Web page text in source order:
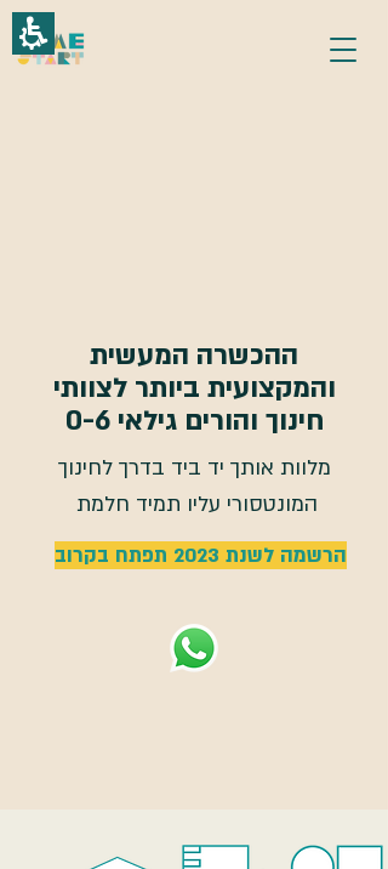
ההכשרה המעשית
והמקצועית ביותר לצוותי
חינוך והורים גילאי 0-6
מלוות אותך יד ביד בדרך לחינוך
המונטסורי עליו תמיד חלמת
הרשמה לשנת 2023 תפתח בקרוב